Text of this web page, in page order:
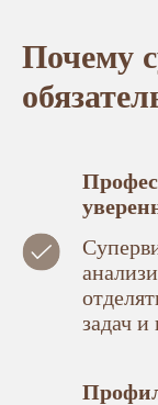
Почему
задач